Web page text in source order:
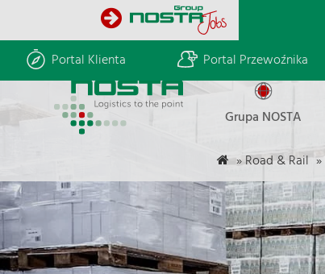
Portal Klienta Portal Przewoźnika
Grupa NOSTA
»Road & Rail»